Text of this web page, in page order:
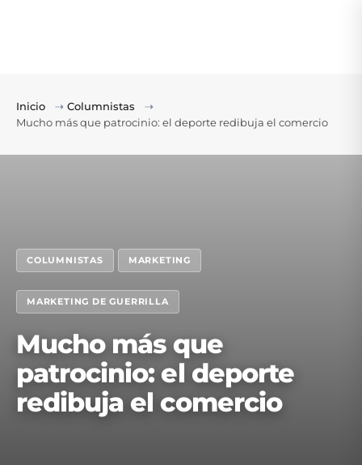
Inicio ⇢ Columnistas
⇢
Mucho más que patrocinio: el deporte redibuja el comercio
COLUMNISTAS MARKETING
MARKETING DE GUERRILLA
Mucho más que
patrocinio: el deporte
redibuja el comercio